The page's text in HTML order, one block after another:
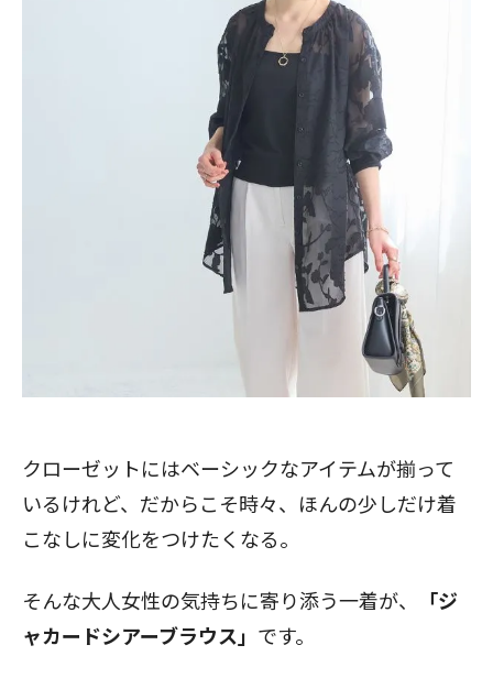
クローゼットにはベーシックなアイテムが揃って
いるけれど、だからこそ時々、ほんの少しだけ着
こなしに変化をつけたくなる。
そんな大人女性の気持ちに寄り添う一着が、 「ジ
ャカードシアーブラウス」 です。